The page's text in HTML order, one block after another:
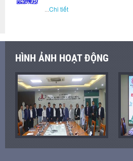
Chi tiết
HÌNH ẢNH HOẠT ĐỘNG